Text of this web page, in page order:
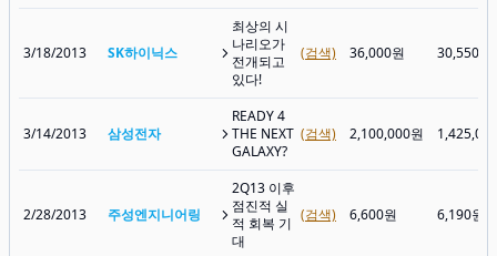
3/18/2013 SK하이닉스
최상의 시
나리오가
전개되고
있다!
(검색) 36,000원 30,550원
3/14/2013 삼성전자
READY 4
THE NEXT
GALAXY?
(검색) 2,100,000원
2/28/2013 주성엔지니어링
2Q13 이후
점진적 실
적 회복 기
대
(검색) 6,600원 6,190원